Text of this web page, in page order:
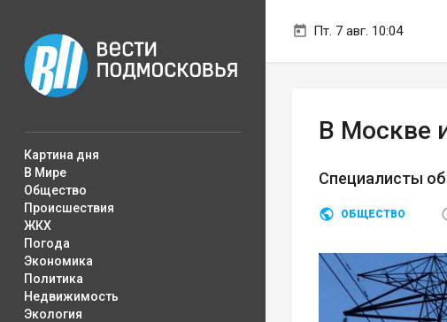
Пт. 7 авг. 10:04
Картина дня
В Мире
Общество
Происшествия
ЖКХ
Погода
Экономика
Политика
Недвижимость
Экология
В Москве
Специалисты
ОБЩЕСТВО